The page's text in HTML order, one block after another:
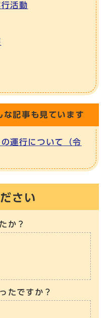
活動
な記事も見ています
運行について（令
さい
か？
たですか？